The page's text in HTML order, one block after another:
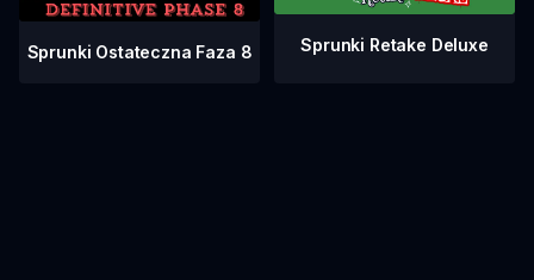
Sprunki Ostateczna Faza 8 Sprunki Retake Deluxe